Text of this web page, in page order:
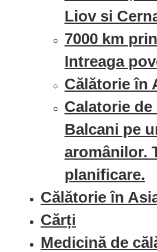
Liov si
7000 km
Intreaga
Călătorie în
Calatorie
Balcani pe
aromânilor.
planificare.
Călătorie în
Cărți
Medicină de